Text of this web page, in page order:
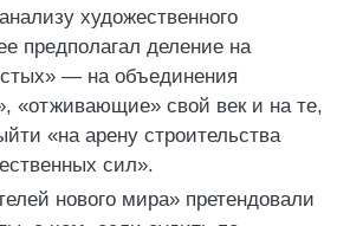
художественного
предполагал деление на
— на объединения
«отживающие» свой век и на те,
«на арену строительства
сил».
нового мира» претендовали